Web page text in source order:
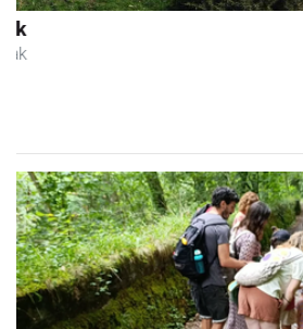
Adunako Udala
Aduna